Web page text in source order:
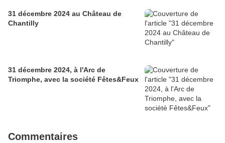
31 décembre 2024 au Château de
Chantilly
31 décembre 2024, à l'Arc de
Triomphe, avec la société Fêtes&Feux
Commentaires